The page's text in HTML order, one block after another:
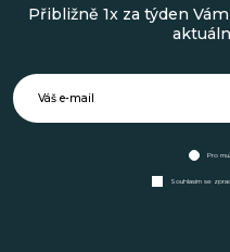
Přibližně 1x za týden
Pro
Souhlasím se